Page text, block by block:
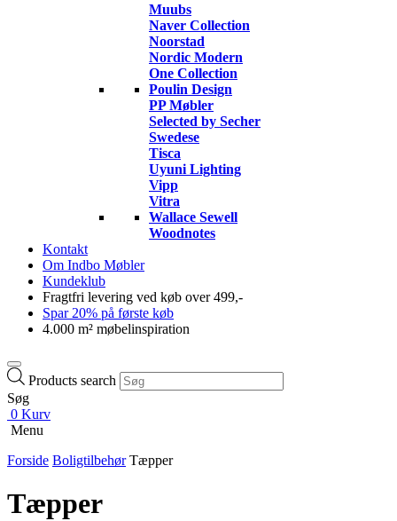
Muubs
Naver Collection
Noorstad
Nordic Modern
One Collection
Poulin Design
PP Møbler
Selected by Secher
Swedese
Tisca
Uyuni Lighting
Vipp
Vitra
Wallace Sewell
Woodnotes
Kontakt
Om Indbo Møbler
Kundeklub
Fragtfri levering ved køb over 499,-
Spar 20% på første køb
4.000 m² møbelinspiration
Products search
Søg
0 Kurv
Menu
Forside Boligtilbehør Tæpper
Tæpper